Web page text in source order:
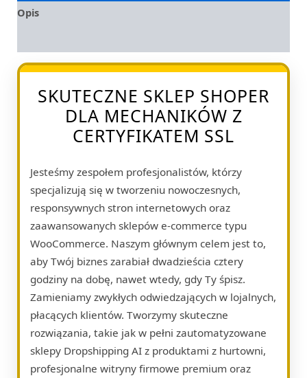
Opis
SKUTECZNE SKLEP SHOPER
DLA MECHANIKÓW Z
CERTYFIKATEM SSL
Jesteśmy zespołem profesjonalistów, którzy
specjalizują się w tworzeniu nowoczesnych,
responsywnych stron internetowych oraz
zaawansowanych sklepów e-commerce typu
WooCommerce. Naszym głównym celem jest to,
aby Twój biznes zarabiał dwadzieścia cztery
godziny na dobę, nawet wtedy, gdy Ty śpisz.
Zamieniamy zwykłych odwiedzających w lojalnych,
płacących klientów. Tworzymy skuteczne
rozwiązania, takie jak w pełni zautomatyzowane
sklepy Dropshipping AI z produktami z hurtowni,
profesjonalne witryny firmowe premium oraz